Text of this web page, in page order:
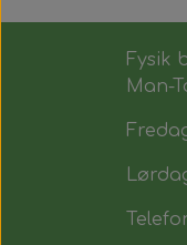
Fysik
Man-